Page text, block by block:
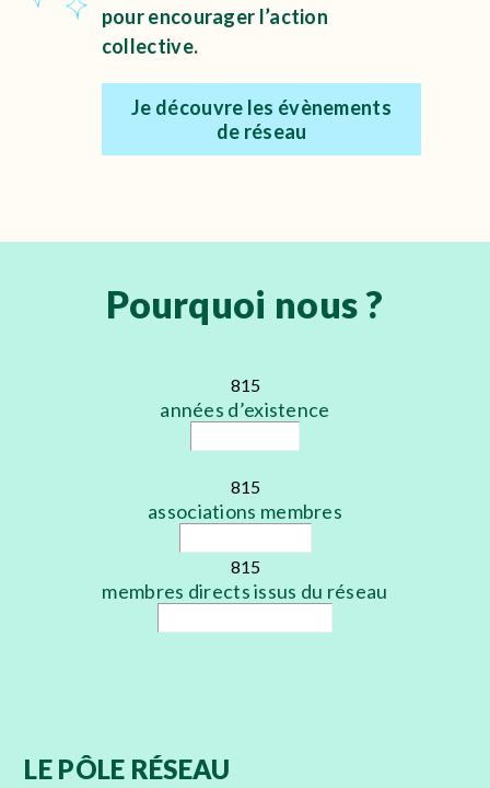
pourencourager l’action
collective.
Je découvre les évènements
de réseau
Pourquoi nous ?
815
années d’existence
815
associations membres
815
membres directs issus du réseau
LE PÔLE RÉSEAU